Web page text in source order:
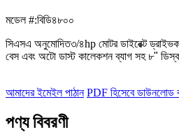
মডেল #:বিডি৪৮০০
সিএসএ অনুমোদিত৩/৪hp মোটর ডাইরেক্ট ড্রাইভ
বেস এবং অটো ডাস্ট কালেকশন ব্যাগ সহ ৮" ডিস্ক
আমাদের ইমেইল পাঠান PDF হিসেবে ডাউনলোড
পণ্য বিবরণী